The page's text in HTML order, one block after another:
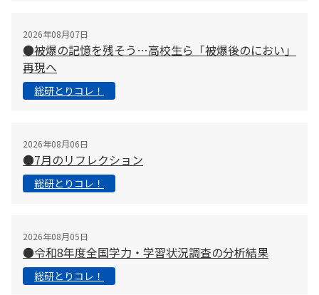
2026年08月07日
●被爆の記憶を残そう…高校生ら「被爆後のにおい」
再現へ
総研とりコレ！
2026年08月06日
●7月のリフレクション
総研とりコレ！
2026年08月05日
●令和8年度全国学力・学習状況調査の分析結果
総研とりコレ！